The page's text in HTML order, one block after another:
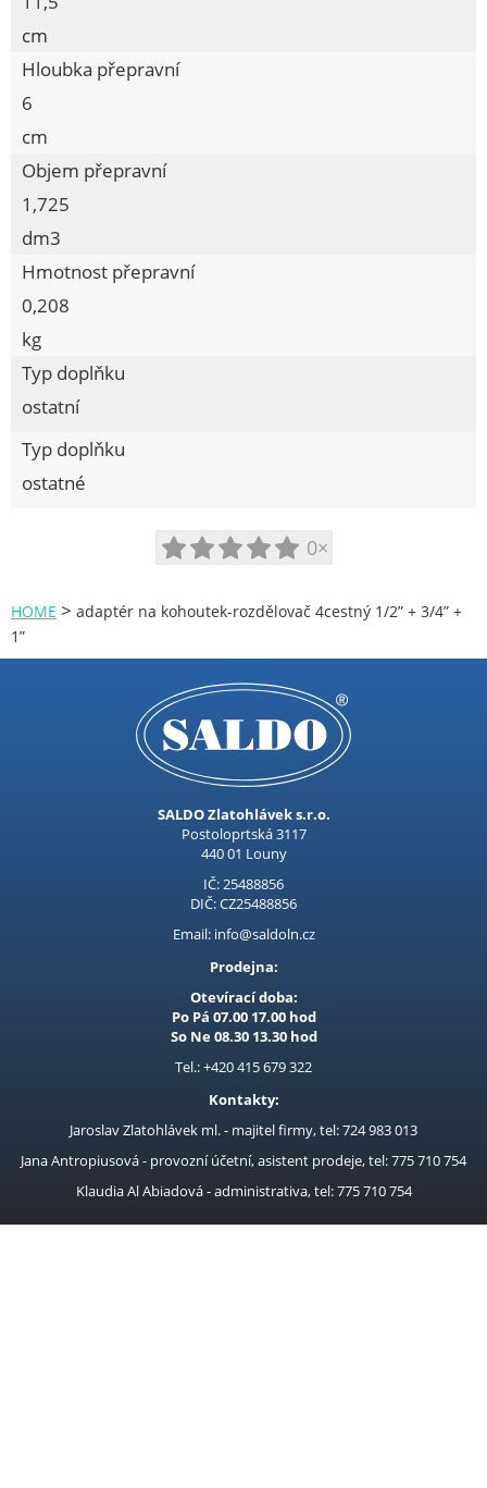
Vodní program
Zavlažovač
Rohože, sítě, ploty stínící, koberce
Zahradní osvětlení, topení
ŽELEZÁŘSTVÍ
DOMÁCNOST
Procraft
Pracovní oděvy
Kouřovina
cm
Hloubka přepravní
6
cm
Objem přepravní
1,725
dm3
Hmotnost přepravní
0,208
kg
Typ doplňku
ostatní
Typ doplňku
ostatné
0×
HOME > adaptér na kohoutek-rozdělovač 4cestný 1/2” + 3/4” +
1”
SALDO Zlatohlávek s.r.o.
Postoloprtská 3117
440 01 Louny
IČ: 25488856
DIČ: CZ25488856
Email: info@saldoln.cz
Prodejna:
Otevírací doba:
Po Pá 07.00 17.00 hod
So Ne 08.30 13.30 hod
Tel.: +420 415 679 322
Kontakty:
Jaroslav Zlatohlávek ml. - majitel firmy, tel: 724 983 013
Jana Antropiusová - provozní účetní, asistent prodeje, tel: 775 710 754
Klaudia Al Abiadová - administrativa, tel: 775 710 754